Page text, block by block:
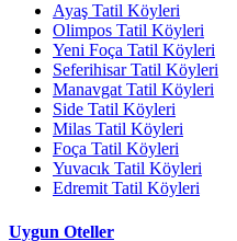
Ayaş Tatil Köyleri
Olimpos Tatil Köyleri
Yeni Foça Tatil Köyleri
Seferihisar Tatil Köyleri
Manavgat Tatil Köyleri
Side Tatil Köyleri
Milas Tatil Köyleri
Foça Tatil Köyleri
Yuvacık Tatil Köyleri
Edremit Tatil Köyleri
Uygun Oteller